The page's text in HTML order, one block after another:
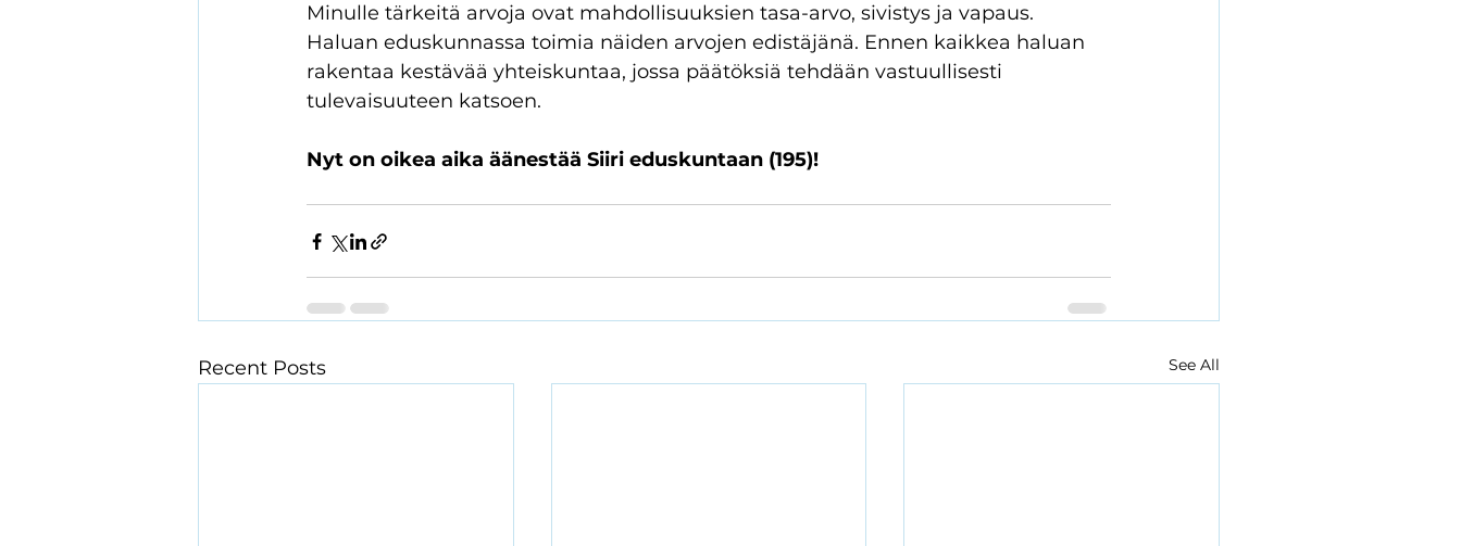
Minulle tärkeitä arvoja ovat mahdollisuuksien tasa-arvo, sivistys ja vapaus.
Haluan eduskunnassa toimia näiden arvojen edistäjänä. Ennen kaikkea haluan
rakentaa kestävää yhteiskuntaa, jossa päätöksiä tehdään vastuullisesti
tulevaisuuteen katsoen.
Nyt on oikea aika äänestää Siiri eduskuntaan (195)!
Recent Posts See All